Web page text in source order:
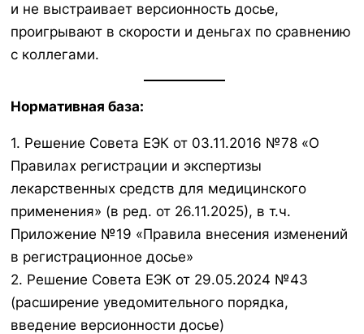
и не выстраивает версионность досье,
проигрывают в скорости и деньгах по сравнению
с коллегами.
Нормативная база:
1. Решение Совета ЕЭК от 03.11.2016 №78 «О
Правилах регистрации и экспертизы
лекарственных средств для медицинского
применения» (в ред. от 26.11.2025), в т.ч.
Приложение №19 «Правила внесения изменений
в регистрационное досье»
2. Решение Совета ЕЭК от 29.05.2024 №43
(расширение уведомительного порядка,
введение версионности досье)